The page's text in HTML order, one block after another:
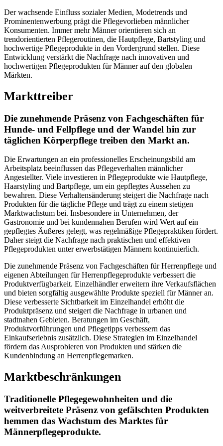
Der wachsende Einfluss sozialer Medien, Modetrends und
Prominentenwerbung prägt die Pflegevorlieben männlicher
Konsumenten. Immer mehr Männer orientieren sich an
trendorientierten Pflegeroutinen, die Hautpflege, Bartstyling und
hochwertige Pflegeprodukte in den Vordergrund stellen. Diese
Entwicklung verstärkt die Nachfrage nach innovativen und
hochwertigen Pflegeprodukten für Männer auf den globalen
Märkten.
Markttreiber
Die zunehmende Präsenz von Fachgeschäften für
Hunde- und Fellpflege und der Wandel hin zur
täglichen Körperpflege treiben den Markt an.
Die Erwartungen an ein professionelles Erscheinungsbild am
Arbeitsplatz beeinflussen das Pflegeverhalten männlicher
Angestellter. Viele investieren in Pflegeprodukte wie Hautpflege,
Haarstyling und Bartpflege, um ein gepflegtes Aussehen zu
bewahren. Diese Verhaltensänderung steigert die Nachfrage nach
Produkten für die tägliche Pflege und trägt zu einem stetigen
Marktwachstum bei. Insbesondere in Unternehmen, der
Gastronomie und bei kundennahen Berufen wird Wert auf ein
gepflegtes Äußeres gelegt, was regelmäßige Pflegepraktiken fördert.
Daher steigt die Nachfrage nach praktischen und effektiven
Pflegeprodukten unter erwerbstätigen Männern kontinuierlich.
Die zunehmende Präsenz von Fachgeschäften für Herrenpflege und
eigenen Abteilungen für Herrenpflegeprodukte verbessert die
Produktverfügbarkeit. Einzelhändler erweitern ihre Verkaufsflächen
und bieten sorgfältig ausgewählte Produkte speziell für Männer an.
Diese verbesserte Sichtbarkeit im Einzelhandel erhöht die
Produktpräsenz und steigert die Nachfrage in urbanen und
stadtnahen Gebieten. Beratungen im Geschäft,
Produktvorführungen und Pflegetipps verbessern das
Einkaufserlebnis zusätzlich. Diese Strategien im Einzelhandel
fördern das Ausprobieren von Produkten und stärken die
Kundenbindung an Herrenpflegemarken.
Marktbeschränkungen
Traditionelle Pflegegewohnheiten und die
weitverbreitete Präsenz von gefälschten Produkten
hemmen das Wachstum des Marktes für
Männerpflegeprodukte.